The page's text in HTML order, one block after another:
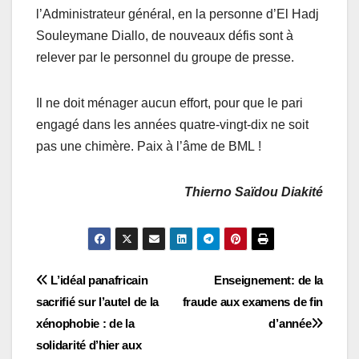
l’Administrateur général, en la personne d’El Hadj
Souleymane Diallo, de nouveaux défis sont à
relever par le personnel du groupe de presse.
Il ne doit ménager aucun effort, pour que le pari
engagé dans les années quatre-vingt-dix ne soit
pas une chimère. Paix à l’âme de BML !
Thierno Saïdou Diakité
Navigation
de
l’article
Enseignement: de la
fraude aux examens de fin
d’année
L’idéal panafricain
sacrifié sur l’autel de la
xénophobie : de la
solidarité d’hier aux